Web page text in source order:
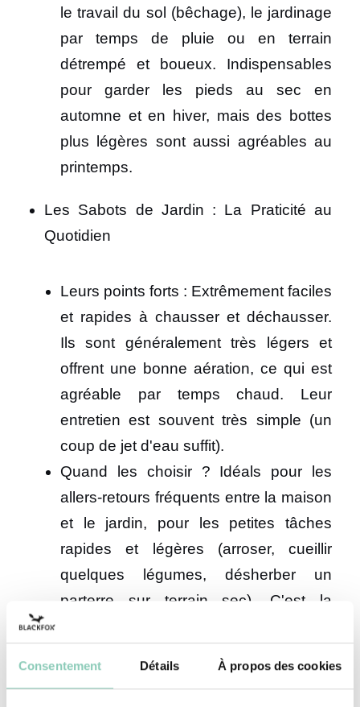
Consentement Détails À propos des cookies
le travail du sol (bêchage), le jardinage
par temps de pluie ou en terrain
détrempé et boueux. Indispensables
pour garder les pieds au sec en
automne et en hiver, mais des bottes
plus légères sont aussi agréables au
printemps.
Les Sabots de Jardin : La Praticité au
Quotidien
Leurs points forts : Extrêmement faciles
et rapides à chausser et déchausser.
Ils sont généralement très légers et
offrent une bonne aération, ce qui est
agréable par temps chaud. Leur
entretien est souvent très simple (un
coup de jet d'eau suffit).
Quand les choisir ? Idéals pour les
allers-retours fréquents entre la maison
et le jardin, pour les petites tâches
rapides et légères (arroser, cueillir
quelques légumes, désherber un
parterre sur terrain sec). C'est la
en été. Moins de protection et de